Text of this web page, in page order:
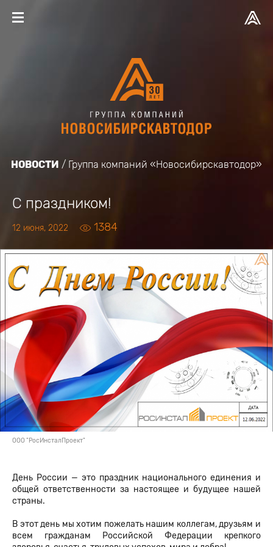
НОВОСТИ Группа компаний «Новосибирскавтодор»
С праздником!
12 июня, 2022 1384
ООО "РосИнсталПроект"
День России — это праздник национального единения и
общей ответственности за настоящее и будущее нашей
страны.
В этот день мы хотим пожелать нашим коллегам, друзьям и
всем гражданам Российской Федерации крепкого